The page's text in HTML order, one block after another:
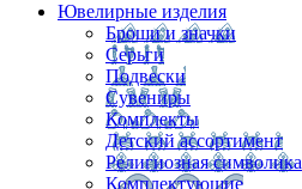
Ювелирные изделия
Броши и значки
Серьги
Подвески
Сувениры
Комплекты
Детский ассортимент
Религиозная символика
Комплектующие